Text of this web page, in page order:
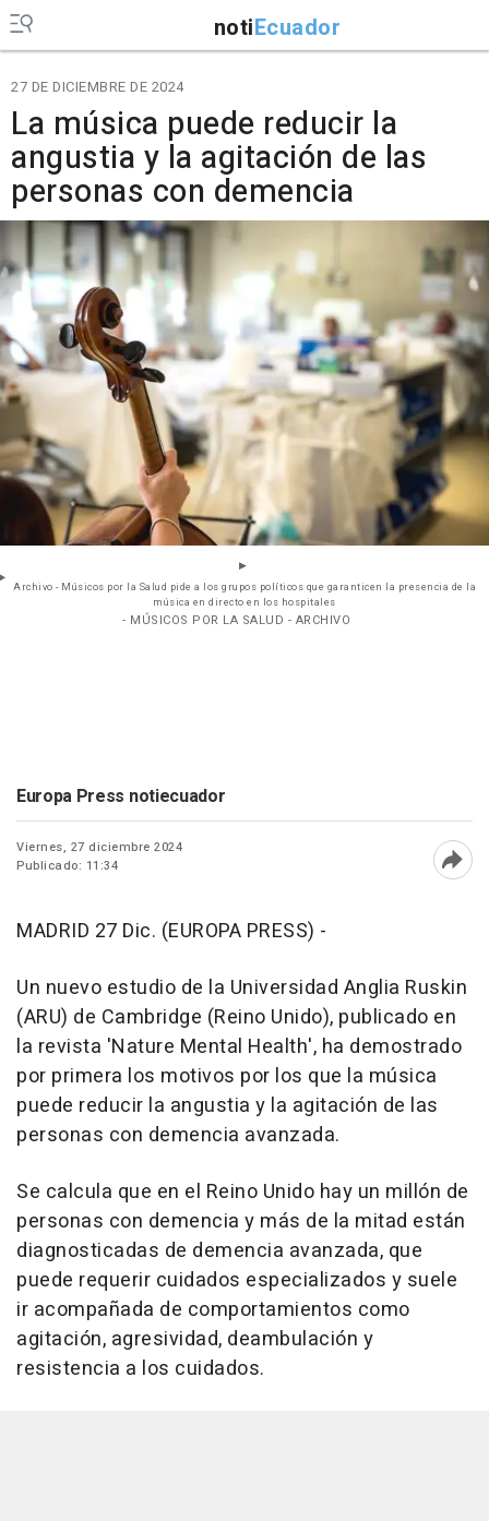
notiEcuador
27 DE DICIEMBRE DE 2024
La música puede reducir la
angustia y la agitación de las
personas con demencia
Archivo - Músicos por la Salud pide a los grupos políticos que garanticen la presencia de la
música en directo en los hospitales
- MÚSICOS POR LA SALUD - ARCHIVO
Europa Press notiecuador
Viernes, 27 diciembre 2024
Publicado: 11:34
MADRID 27 Dic. (EUROPA PRESS) -
Un nuevo estudio de la Universidad Anglia Ruskin
(ARU) de Cambridge (Reino Unido), publicado en
la revista 'Nature Mental Health', ha demostrado
por primera los motivos por los que la música
puede reducir la angustia y la agitación de las
personas con demencia avanzada.
Se calcula que en el Reino Unido hay un millón de
personas con demencia y más de la mitad están
diagnosticadas de demencia avanzada, que
puede requerir cuidados especializados y suele
ir acompañada de comportamientos como
agitación, agresividad, deambulación y
resistencia a los cuidados.